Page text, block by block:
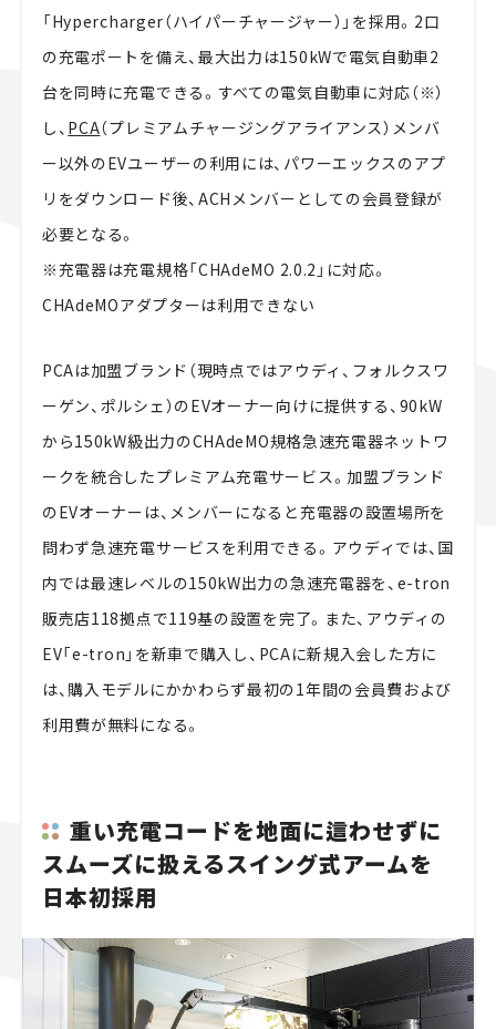
「Hypercharger（ハイパーチャージャー）」を採用。2口
の充電ポートを備え、最大出力は150kWで電気自動車2
台を同時に充電できる。すべての電気自動車に対応（※）
し、 PCA（プレミアムチャージングアライアンス）メンバ
ー以外のEVユーザーの利用には、パワーエックスのアプ
リをダウンロード後、ACHメンバーとしての会員登録が
必要となる。
※充電器は充電規格「CHAdeMO 2.0.2」に対応。
CHAdeMOアダプターは利用できない
PCAは加盟ブランド（現時点ではアウディ、フォルクスワ
ーゲン、ポルシェ）のEVオーナー向けに提供する、90kW
から150kW級出力のCHAdeMO規格急速充電器ネットワ
ークを統合したプレミアム充電サービス。加盟ブランド
のEVオーナーは、メンバーになると充電器の設置場所を
問わず急速充電サービスを利用できる。アウディでは、国
内では最速レベルの150kW出力の急速充電器を、e-tron
販売店118拠点で119基の設置を完了。また、アウディの
EV「e-tron」を新車で購入し、PCAに新規入会した方に
は、購入モデルにかかわらず最初の1年間の会員費および
利用費が無料になる。
重い充電コードを地面に這わせずに
スムーズに扱えるスイング式アームを
日本初採用